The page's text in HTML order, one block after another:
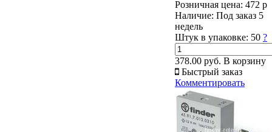
Розничная цена: 472 р
Наличие: Под заказ 5
недель
Штук в упаковке: 50 ?
378.00 руб. В корзину
Быстрый заказ
Комментировать